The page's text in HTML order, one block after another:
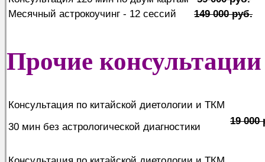
Месячный астрокоучинг - 12 сессий
149 000 руб.
Прочие консультации
Консультация по китайской диетологии и ТКМ
30 мин без астрологической диагностики
19 000